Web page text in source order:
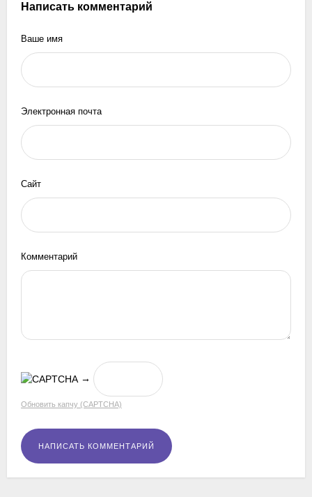
Написать комментарий
Ваше имя
Электронная почта
Сайт
Комментарий
→
Обновить капчу (CAPTCHA)